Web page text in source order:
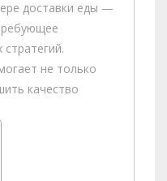
доставки еды —
не только
качество